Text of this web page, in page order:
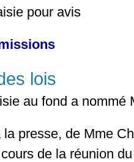
pour avis
lois
au fond a nommé
presse, de Mme
de la réunion